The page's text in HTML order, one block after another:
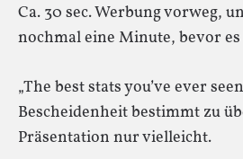
Ca. 30 sec. Werbung vorweg,
nochmal eine Minute, bevor
„The best stats you’ve ever
Bescheidenheit bestimmt zu
Präsentation nur vielleicht.